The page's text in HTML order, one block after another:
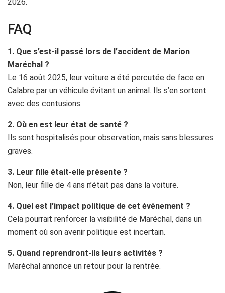
2026.
FAQ
1. Que s’est-il passé lors de l’accident de Marion
Maréchal ?
Le 16 août 2025, leur voiture a été percutée de face en
Calabre par un véhicule évitant un animal. Ils s’en sortent
avec des contusions.
2. Où en est leur état de santé ?
Ils sont hospitalisés pour observation, mais sans blessures
graves.
3. Leur fille était-elle présente ?
Non, leur fille de 4 ans n’était pas dans la voiture.
4. Quel est l’impact politique de cet événement ?
Cela pourrait renforcer la visibilité de Maréchal, dans un
moment où son avenir politique est incertain.
5. Quand reprendront-ils leurs activités ?
Maréchal annonce un retour pour la rentrée.